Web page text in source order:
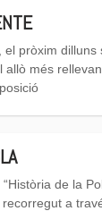
pròxim dilluns
allò més
de la
a